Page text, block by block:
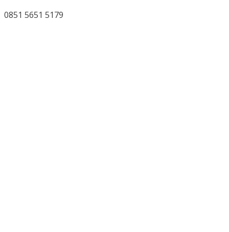
0851 5651 5179